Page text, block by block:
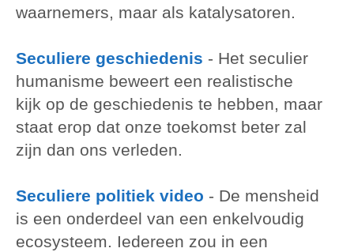
waarnemers, maar als katalysatoren.
Seculiere geschiedenis - Het seculier
humanisme beweert een realistische
kijk op de geschiedenis te hebben, maar
staat erop dat onze toekomst beter zal
zijn dan ons verleden.
Seculiere politiek video - De mensheid
is een onderdeel van een enkelvoudig
ecosysteem. Iedereen zou in een